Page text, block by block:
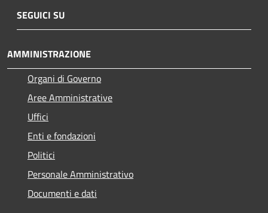
SEGUICI SU
AMMINISTRAZIONE
Organi di Governo
Aree Amministrative
Uffici
Enti e fondazioni
Politici
Personale Amministrativo
Documenti e dati